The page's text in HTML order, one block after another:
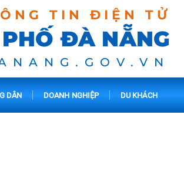
TIN ĐIỆN TỬ
ĐÀ NẴNG
DÂN DOANH NGHIỆP DU KHÁCH